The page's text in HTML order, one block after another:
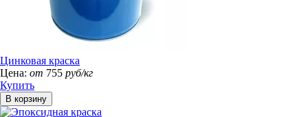
Цинковая краска
Цена: от 755 руб/кг
Купить